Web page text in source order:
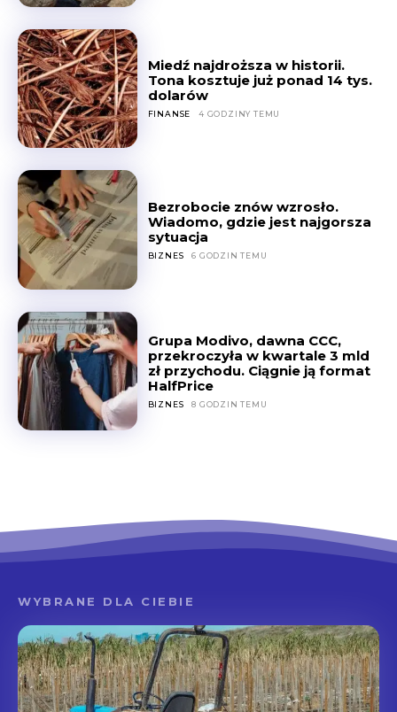
Miedź najdroższa w historii.
Tona kosztuje już ponad 14 tys.
dolarów
FINANSE 4 GODZINY TEMU
Bezrobocie znów wzrosło.
Wiadomo, gdzie jest najgorsza
sytuacja
BIZNES 6 GODZIN TEMU
Grupa Modivo, dawna CCC,
przekroczyła w kwartale 3 mld
zł przychodu. Ciągnie ją format
HalfPrice
BIZNES 8 GODZIN TEMU
WYBRANE DLA CIEBIE